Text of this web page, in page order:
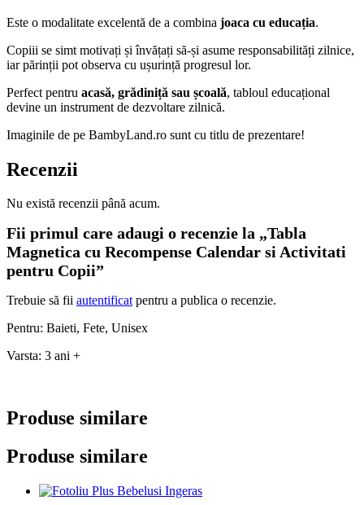
Este o modalitate excelentă de a combina joaca cu educația.
Copiii se simt motivați și învățați să-și asume responsabilități zilnice,
iar părinții pot observa cu ușurință progresul lor.
Perfect pentru acasă, grădiniță sau școală, tabloul educațional
devine un instrument de dezvoltare zilnică.
Imaginile de pe BambyLand.ro sunt cu titlu de prezentare!
Recenzii
Nu există recenzii până acum.
Fii primul care adaugi o recenzie la „Tabla
Magnetica cu Recompense Calendar si Activitati
pentru Copii”
Trebuie să fii autentificatpentru a publica o recenzie.
Pentru: Baieti, Fete, Unisex
Varsta: 3 ani +
Produse similare
Produse similare